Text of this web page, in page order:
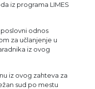
iz programa LIMES
odnos
za učlanjenje u
iz ovog
iz ovog zahteva za
sud po mestu